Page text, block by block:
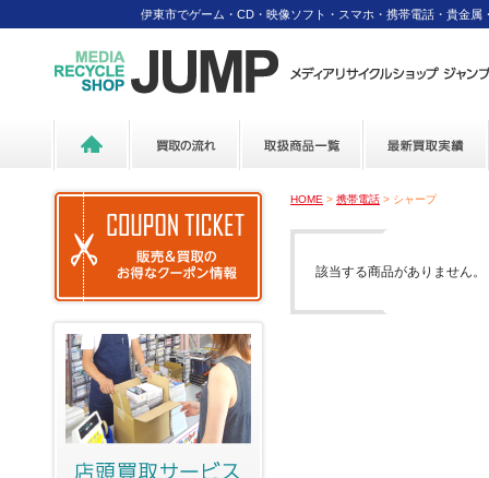
伊東市でゲーム・CD・映像ソフト・スマホ・携帯電話・貴金
HOME > 携帯電話 > シャープ
該当する商品がありません。